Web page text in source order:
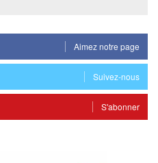
Aimez notre page
Suivez-nous
S'abonner